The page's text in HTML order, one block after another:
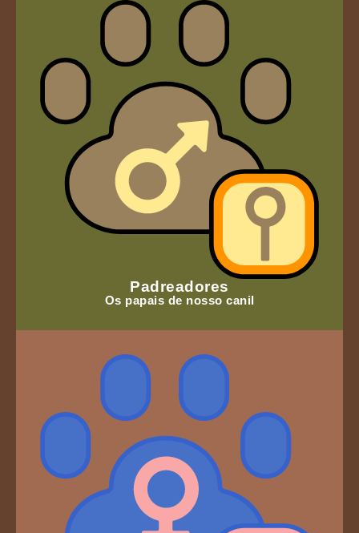
Padreadores
Os papais de nosso canil